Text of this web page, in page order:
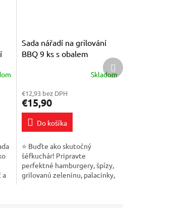
a
Sada nářadí na grilování
BBQ 9 ks s obalem
produktu
je
4,7
5
hviezdičiek.
Skladom
€12,93 bez DPH
€15,90
Do košíka
⭐ Buďte ako skutočný
šéfkuchár! Pripravte
perfektné hamburgery, špízy,
grilovanú zeleninu, palacinky,
Ďalší
produkt